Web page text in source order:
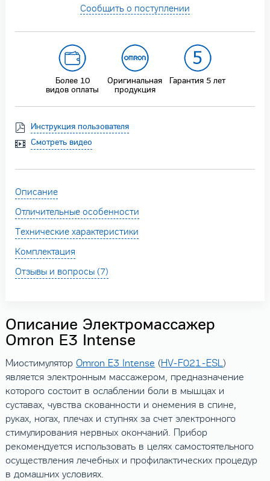
Сообщить о поступлении
Более 10
видов оплаты
Оригинальная
продукция
Гарантия 5 лет
Инструкция пользователя
Смотреть видео
Описание
Отличительные особенности
Технические характеристики
Комплектация
Отзывы и вопросы (7)
Описание Электромассажер
Omron E3 Intense
Миостимулятор Omron E3 Intense (HV-F021-ESL)
является электронным массажером, предназначение
которого состоит в ослаблении боли в мышцах и
суставах, чувства скованности и онемения в спине,
руках, ногах, плечах и ступнях за счет электронного
стимулирования нервных окончаний. Прибор
рекомендуется использовать в целях самостоятельного
осуществления лечебных и профилактических процедур
в домашних условиях.